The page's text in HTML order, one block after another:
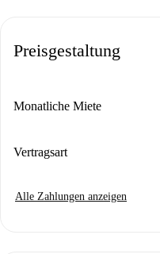
Preisgestaltung
Monatliche Miete
Vertragsart
Alle Zahlungen anzeigen